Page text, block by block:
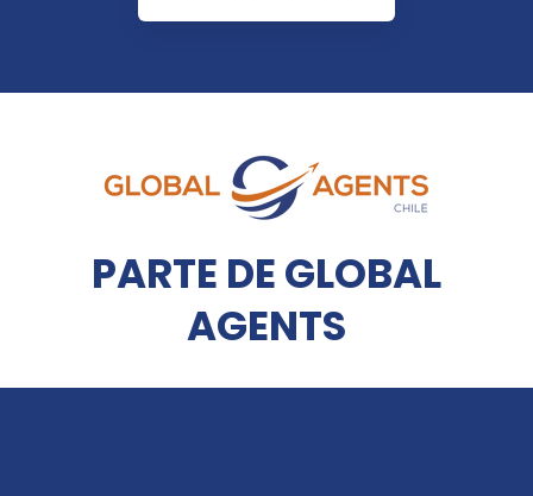
PARTE DE GLOBAL
AGENTS